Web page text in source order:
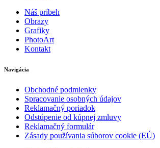
Náš príbeh
Obrazy
Grafiky
PhotoArt
Kontakt
Navigácia
Obchodné podmienky
Spracovanie osobných údajov
Reklamačný poriadok
Odstúpenie od kúpnej zmluvy
Reklamačný formulár
Zásady používania súborov cookie (EÚ)